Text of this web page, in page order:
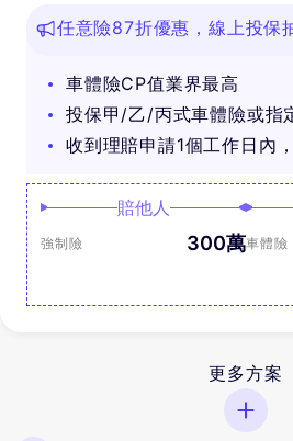
任意險87折優惠，線上投保
車體險CP值業界最高
投保甲/乙/丙式車體險或指
收到理賠申請1個工作日內
賠他人
強制險 300萬車體險
更多方案